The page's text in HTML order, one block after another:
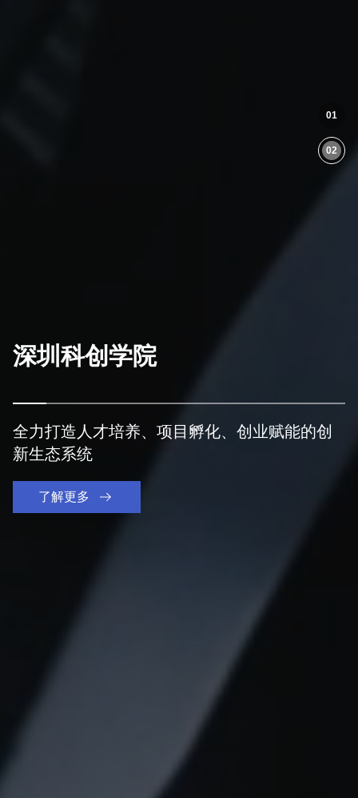
深圳科创学院
全力打造人才培养、项目孵化、创业赋能的创
新生态系统
了解更多
深圳科创学院
全力打造人才培养、项目孵化、创业赋能的创
新生态系统
了解更多
01
02